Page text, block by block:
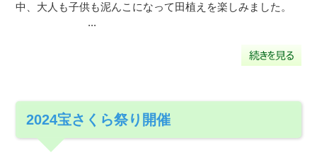
中、大人も子供も泥んこになって田植えを楽しみました。
...
2024宝さくら祭り開催